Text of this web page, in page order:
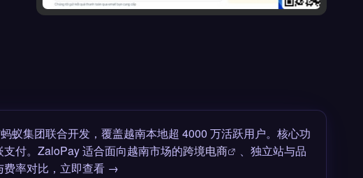
蚁集团联合开发，覆盖越南本地超 4000 万活跃用户。核心功
付。ZaloPay 适合面向越南市场的跨境电商
、独立站与品
费率对比，立即查看 →